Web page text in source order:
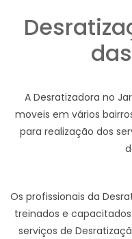
A Desratizadora no
moveis em vários
para realização dos
Os profissionais da
treinados e
serviços de